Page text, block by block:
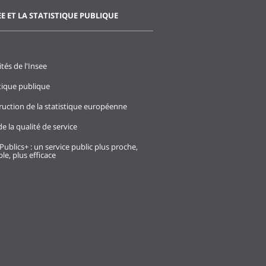
ET LA STATISTIQUE PUBLIQUE
de l'Insee
publique
de la statistique européenne
la qualité de service
: un service public plus proche,
plus efficace